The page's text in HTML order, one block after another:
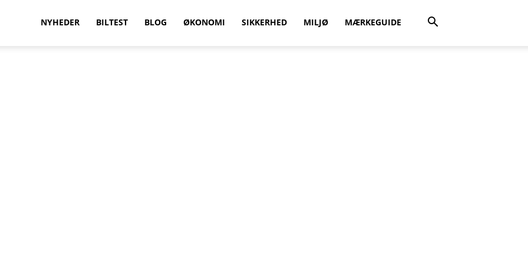
NYHEDER BILTEST BLOG ØKONOMI SIKKERHED MILJØ MÆRKEGUIDE